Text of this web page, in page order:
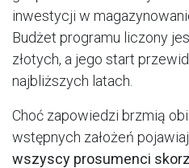
inwestycji w
Budżet programu liczony
złotych, a jego start
najbliższych latach.
Choć zapowiedzi brzmią
wstępnych założeń
wszyscy prosumenci